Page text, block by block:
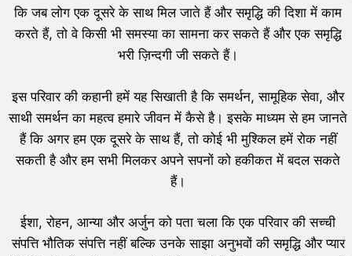
कि जब लोग एक दूसरे के साथ मिल जाते हैं और समृद्धि की दिशा में काम
करते हैं, तो वे किसी भी समस्या का सामना कर सकते हैं और एक समृद्धि
भरी ज़िन्दगी जी सकते हैं।
इस परिवार की कहानी हमें यह सिखाती है कि समर्थन, सामूहिक सेवा, और
साथी समर्थन का महत्व हमारे जीवन में कैसे है। इसके माध्यम से हम जानते
हैं कि अगर हम एक दूसरे के साथ हैं, तो कोई भी मुश्किल हमें रोक नहीं
सकती है और हम सभी मिलकर अपने सपनों को हकीकत में बदल सकते
हैं।
ईशा, रोहन, आन्या और अर्जुन को पता चला कि एक परिवार की सच्ची
संपत्ति भौतिक संपत्ति नहीं बल्कि उनके साझा अनुभवों की समृद्धि और प्यार